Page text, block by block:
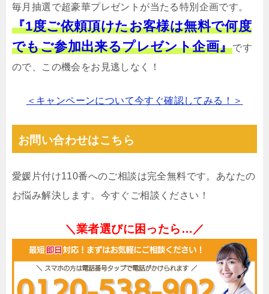
毎月抽選で超豪華プレゼントが当たる特別企画です。
『1度ご依頼頂けたお客様は無料で何度
でもご参加出来るプレゼント企画』です
ので、この機会をお見逃しなく！
＜キャンペーンについて今すぐ確認してみる！＞
お問い合わせはこちら
愛媛片付け110番へのご相談は完全無料です。あなたの
お悩み解決します。今すぐご相談ください！
＼業者選びに困ったら…／